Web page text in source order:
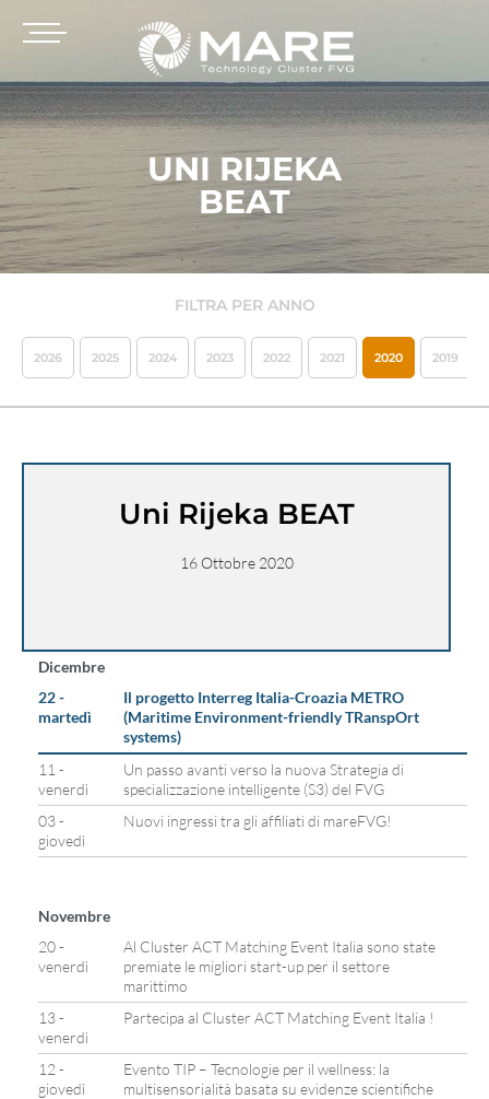
UNI RIJEKA
BEAT
FILTRA PER ANNO
2026 2025 2024 2023 2022 2021 2020 2019
Uni Rijeka BEAT
16 Ottobre 2020
Dicembre
22 -
martedì
Il progetto Interreg Italia-Croazia METRO
(Maritime Environment-friendly TRanspOrt
systems)
11 -
venerdì
Un passo avanti verso la nuova Strategia di
specializzazione intelligente (S3) del FVG
03 -
giovedì
Nuovi ingressi tra gli affiliati di mareFVG!
Novembre
20 -
venerdì
Al Cluster ACT Matching Event Italia sono state
premiate le migliori start-up per il settore
marittimo
13 -
venerdì
Partecipa al Cluster ACT Matching Event Italia !
12 -
giovedì
Evento TIP – Tecnologie per il wellness: la
multisensorialità basata su evidenze scientifiche